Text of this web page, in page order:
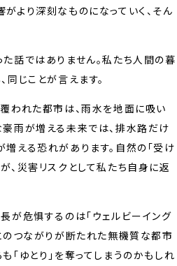
より深刻なものになっていく、そん
話ではありません。私たち人間の暮
同じことが言えます。
われた都市は、雨水を地面に吸い
豪雨が増える未来では、排水路だけ
える恐れがあります。自然の「受け
、災害リスクとして私たち自身に返
が危惧するのは「ウェルビーイング
のつながりが断たれた無機質な都市
「ゆとり」を奪ってしまうのかもしれ